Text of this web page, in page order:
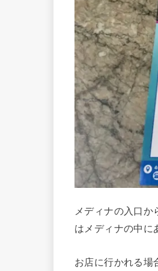
メディナの入口
はメディナの中に
お店に行かれる場